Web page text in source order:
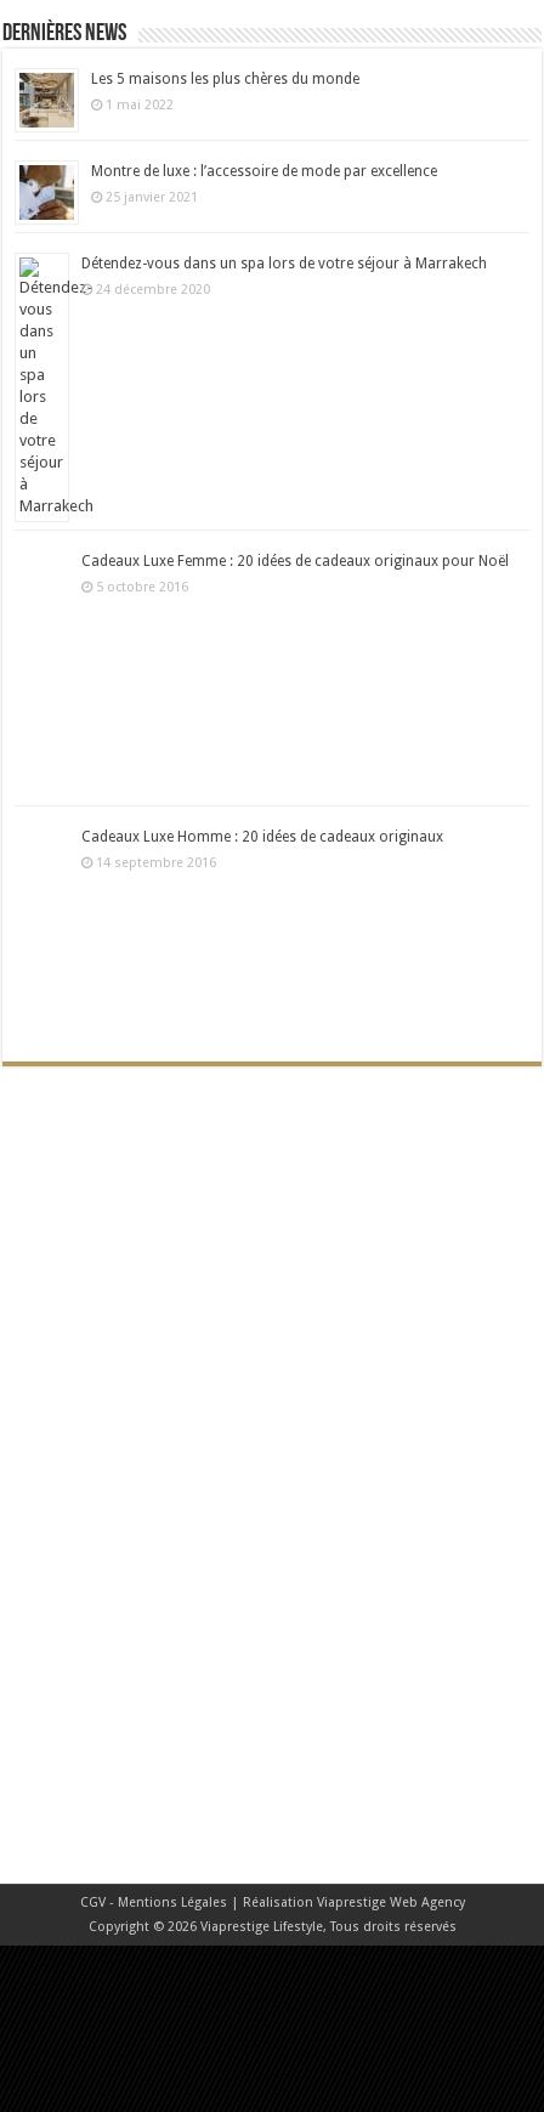
Dernières news
Les 5 maisons les plus chères du monde
1 mai 2022
Montre de luxe : l’accessoire de mode par excellence
25 janvier 2021
Détendez-vous dans un spa lors de votre séjour à Marrakech
24 décembre 2020
Cadeaux Luxe Femme : 20 idées de cadeaux originaux pour Noël
5 octobre 2016
Cadeaux Luxe Homme : 20 idées de cadeaux originaux
14 septembre 2016
CGV - Mentions Légales | Réalisation Viaprestige Web Agency
Copyright © 2026 Viaprestige Lifestyle, Tous droits réservés